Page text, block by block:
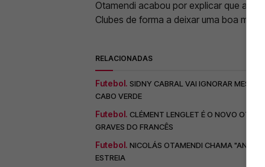
Otamendi acabou por explicar que a
Clubes de forma a deixar uma boa
RELACIONADAS
Futebol. SIDNY CABRAL VAI IGNORAR MESSI
CABO VERDE
Futebol. CLÉMENT LENGLET É O NOVO
GRAVES DO FRANCÊS
Futebol. NICOLÁS OTAMENDI CHAMA
ESTREIA